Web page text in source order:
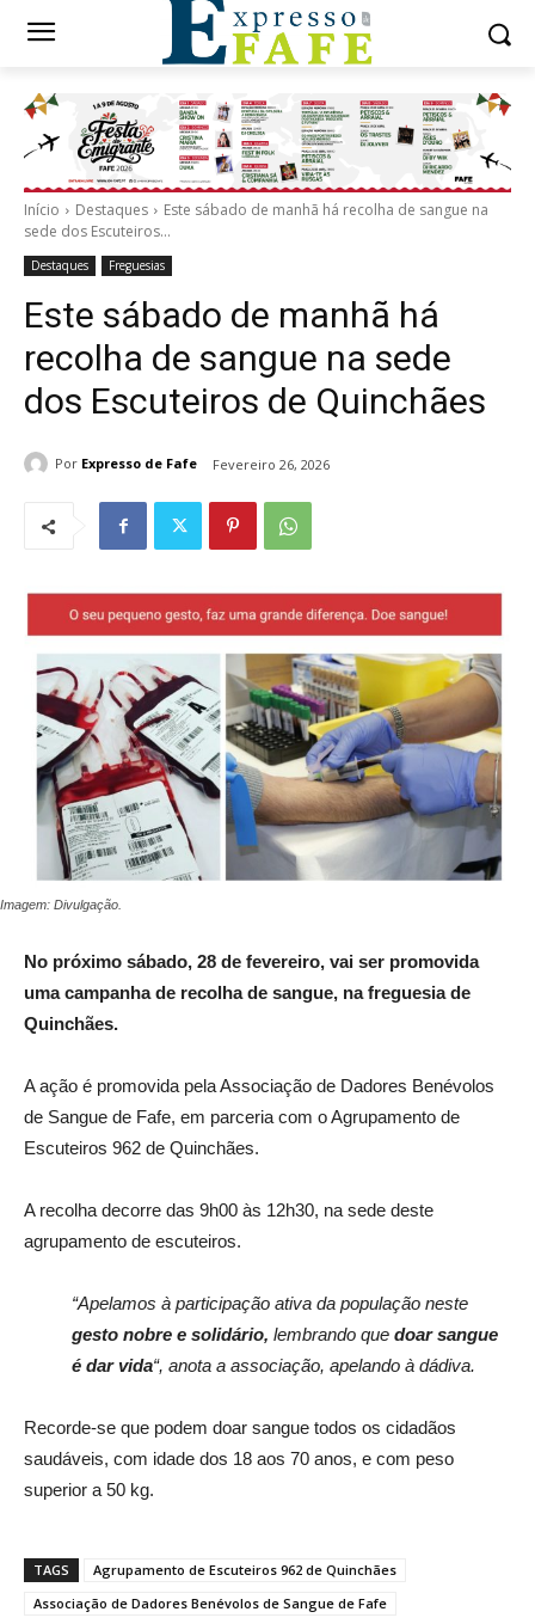
Início Destaques
Este sábado de manhã há recolha de sangue na
sede dos Escuteiros...
Destaques Freguesias
Este sábado de manhã há
recolha de sangue na sede
dos Escuteiros de Quinchães
Por Expresso de Fafe Fevereiro 26, 2026
Imagem: Divulgação.
No próximo sábado, 28 de fevereiro, vai ser promovida
uma campanha de recolha de sangue, na freguesia de
Quinchães.
A ação é promovida pela Associação de Dadores Benévolos
de Sangue de Fafe, em parceria com o Agrupamento de
Escuteiros 962 de Quinchães.
A recolha decorre das 9h00 às 12h30, na sede deste
agrupamento de escuteiros.
“Apelamos à participação ativa da população neste
gesto nobre e solidário, lembrando que doar sangue
é dar vida“, anota a associação, apelando à dádiva.
Recorde-se que podem doar sangue todos os cidadãos
saudáveis, com idade dos 18 aos 70 anos, e com peso
superior a 50 kg.
TAGS
Agrupamento de Escuteiros 962 de Quinchães
Associação de Dadores Benévolos de Sangue de Fafe